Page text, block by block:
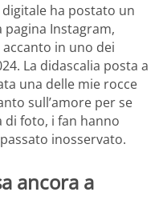
digitale ha postato un
Instagram,
in uno dei
La didascalia posta a
una delle mie rocce
sull’amore per se
di foto, i fan hanno
inosservato.
ancora a